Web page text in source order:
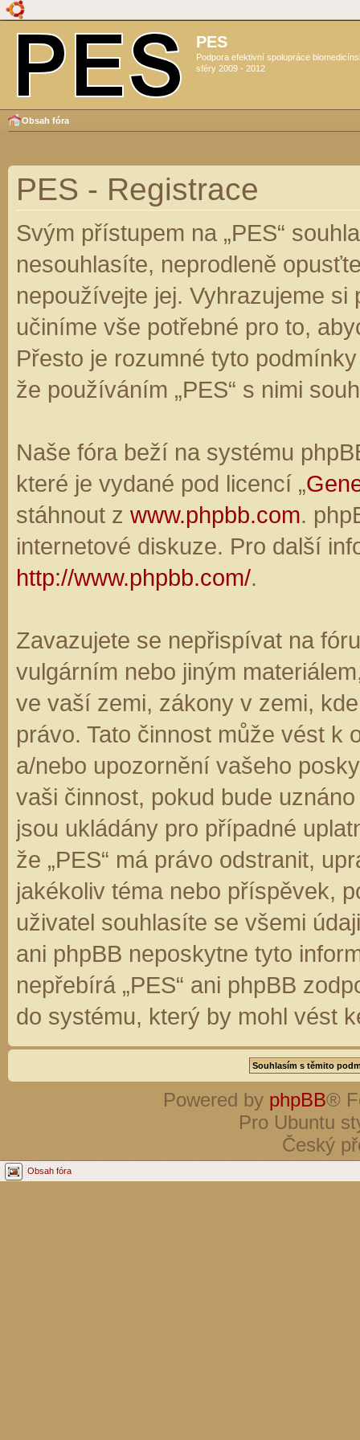
PES
Podpora efektivní spolupráce
sféry 2009 - 2012
Obsah fóra
PES - Registrace
Svým přístupem na „PES“
nesouhlasíte, neprodleně
nepoužívejte jej. Vyhrazujeme
učiníme vše potřebné pro to,
Přesto je rozumné tyto
že používáním „PES“ s nimi
Naše fóra beží na systému
které je vydané pod licencí „
stáhnout z www.phpbb.com.
internetové diskuze. Pro další
http://www.phpbb.com/.
Zavazujete se nepřispívat na
vulgárním nebo jiným
ve vaší zemi, zákony v zemi,
právo. Tato činnost může vést k
a/nebo upozornění vašeho
vaši činnost, pokud bude
jsou ukládány pro případné
že „PES“ má právo odstranit,
jakékoliv téma nebo příspěvek,
uživatel souhlasíte se všemi
ani phpBB neposkytne tyto
nepřebírá „PES“ ani phpBB
do systému, který by mohl vést
Powered by phpBB®
Pro Ubuntu
Český
Obsah fóra